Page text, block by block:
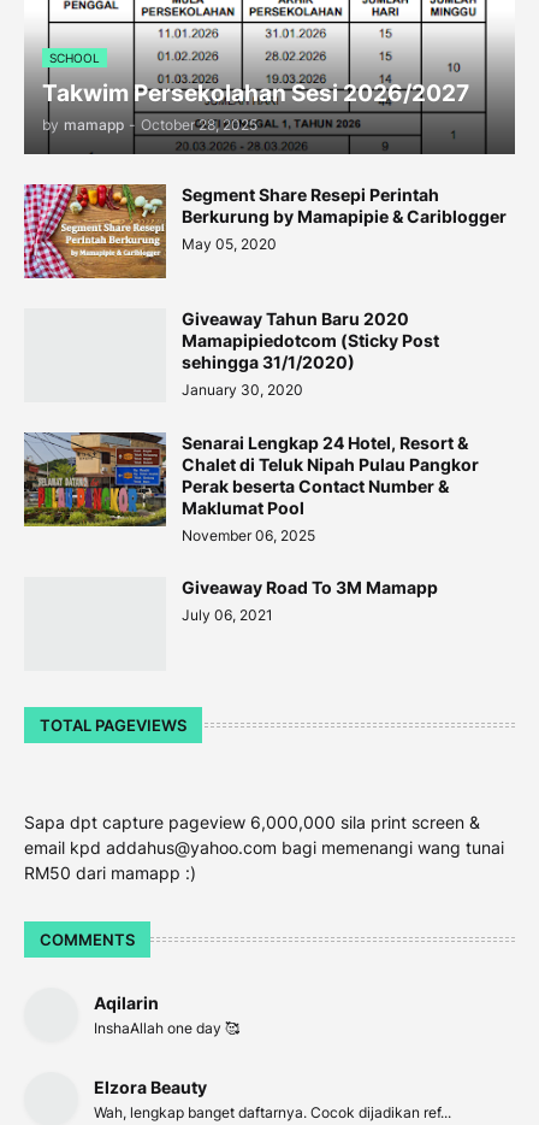
SCHOOL
Takwim Persekolahan Sesi 2026/2027
by mamapp - October 28, 2025
Segment Share Resepi Perintah
Berkurung by Mamapipie & Cariblogger
May 05, 2020
Giveaway Tahun Baru 2020
Mamapipiedotcom (Sticky Post
sehingga 31/1/2020)
January 30, 2020
Senarai Lengkap 24 Hotel, Resort &
Chalet di Teluk Nipah Pulau Pangkor
Perak beserta Contact Number &
Maklumat Pool
November 06, 2025
Giveaway Road To 3M Mamapp
July 06, 2021
TOTAL PAGEVIEWS
Sapa dpt capture pageview 6,000,000 sila print screen &
email kpd addahus@yahoo.com bagi memenangi wang tunai
RM50 dari mamapp :)
COMMENTS
Aqilarin
InshaAllah one day 🥰
Elzora Beauty
Wah, lengkap banget daftarnya. Cocok dijadikan ref...